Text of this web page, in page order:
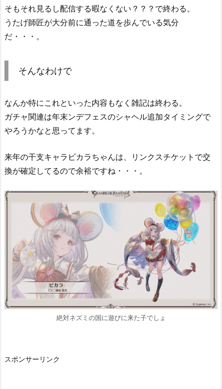
そもそれ見るし配信する暇なくない？？？で終わる。
うたげ師匠が大分前に通った道を歩んでいる気分
だ・・・。
そんなわけで
なんか特にこれといった内容もなく雑記は終わる。
ガチャ関連は年末ンデフェスのシャヘル追加タイミングで
やろうかなと思ってます。
来年の干支キャラビカラちゃんは、リンクスチケットで交
換が確定してるので余裕ですね・・・。
絶対ネズミの国に遊びに来た子でしょ
スポンサーリンク